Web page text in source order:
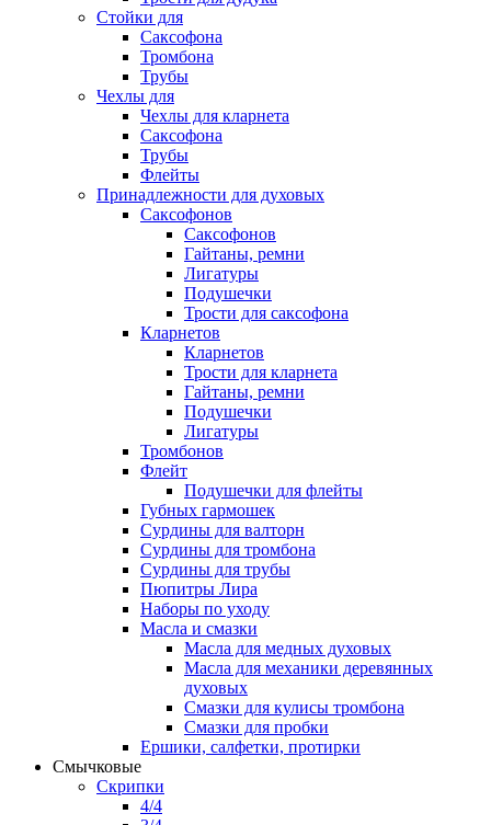
Стойки для
Саксофона
Тромбона
Трубы
Чехлы для
Чехлы для кларнета
Саксофона
Трубы
Флейты
Принадлежности для духовых
Саксофонов
Саксофонов
Гайтаны, ремни
Лигатуры
Подушечки
Трости для саксофона
Кларнетов
Кларнетов
Трости для кларнета
Гайтаны, ремни
Подушечки
Лигатуры
Тромбонов
Флейт
Подушечки для флейты
Губных гармошек
Сурдины для валторн
Сурдины для тромбона
Сурдины для трубы
Пюпитры Лира
Наборы по уходу
Масла и смазки
Масла для медных духовых
Масла для механики деревянных
духовых
Смазки для кулисы тромбона
Смазки для пробки
Ершики, салфетки, протирки
Смычковые
Скрипки
4/4